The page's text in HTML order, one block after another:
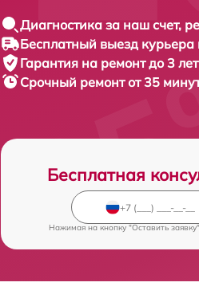
Диагностика за наш счет,
Бесплатный выезд
Гарантия на ремонт до 3 лет
Срочный ремонт от 35
Бесплатная
Нажимая на кнопку "Оставить